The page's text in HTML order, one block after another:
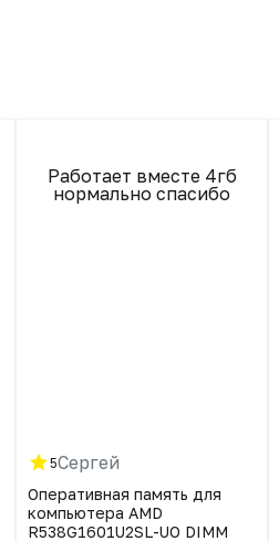
Работает вместе 4гб
нормально спасибо
5Сергей
Оперативная память для
компьютера AMD
R538G1601U2SL-UO DIMM